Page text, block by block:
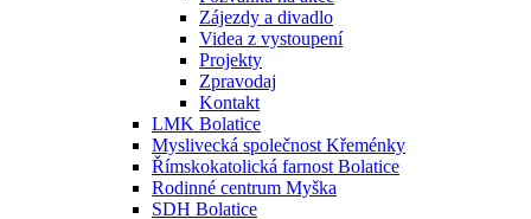
Zájezdy a divadlo
Videa z vystoupení
Projekty
Zpravodaj
Kontakt
LMK Bolatice
Myslivecká společnost Křeménky
Římskokatolická farnost Bolatice
Rodinné centrum Myška
SDH Bolatice